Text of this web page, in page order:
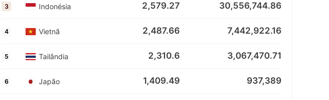
3 Indonésia 2,579.27 30,556,744.86
4 Vietnã 2,487.66 7,442,922.16
5 Tailândia 2,310.6 3,067,470.71
6 Japão 1,409.49 937,389